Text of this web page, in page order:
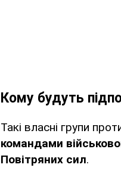
Кому будуть
Такі власні групи
командами
Повітряних сил.